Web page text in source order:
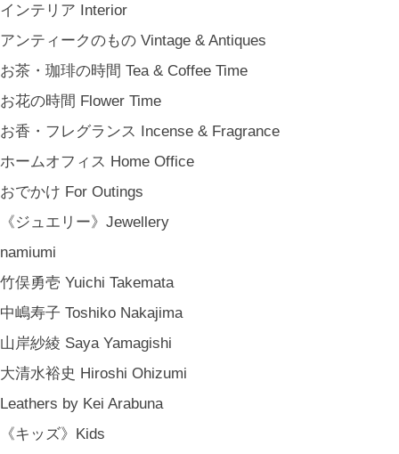
インテリア Interior
アンティークのもの Vintage & Antiques
お茶・珈琲の時間 Tea & Coffee Time
お花の時間 Flower Time
お香・フレグランス Incense & Fragrance
ホームオフィス Home Office
おでかけ For Outings
《ジュエリー》Jewellery
namiumi
竹俣勇壱 Yuichi Takemata
中嶋寿子 Toshiko Nakajima
山岸紗綾 Saya Yamagishi
大清水裕史 Hiroshi Ohizumi
Leathers by Kei Arabuna
《キッズ》Kids